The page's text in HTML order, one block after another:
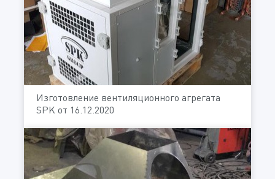
Изготовление вентиляционного агрегата
SPK от 16.12.2020